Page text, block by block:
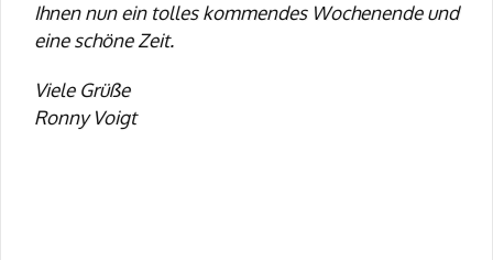
Ihnen nun ein tolles kommendes Wochenende und
eine schöne Zeit.
Viele Grüße
Ronny Voigt